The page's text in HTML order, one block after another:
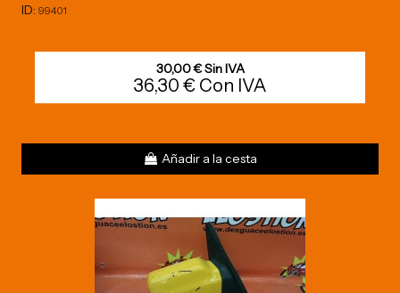
ID: 99401
30,00 € Sin IVA
36,30 € Con IVA
Añadir a la cesta